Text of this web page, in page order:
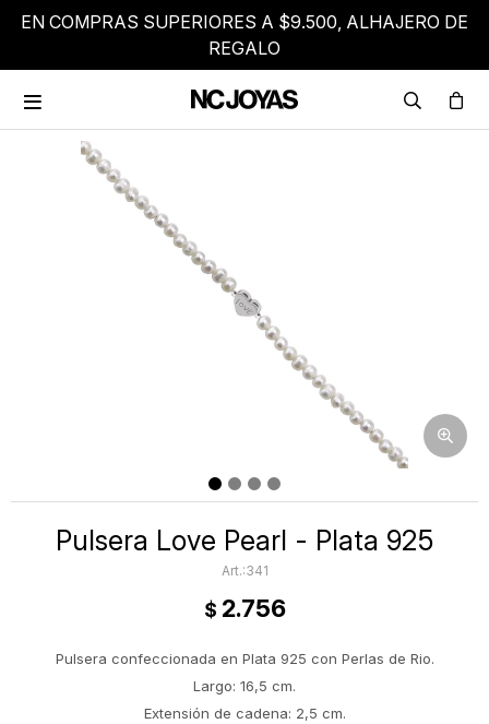
EN COMPRAS SUPERIORES A $9.500, ALHAJERO DE
REGALO

Pulsera Love Pearl - Plata 925
341
$ 2.756
Pulsera confeccionada en Plata 925 con Perlas de Rio.
Largo: 16,5 cm.
Extensión de cadena: 2,5 cm.